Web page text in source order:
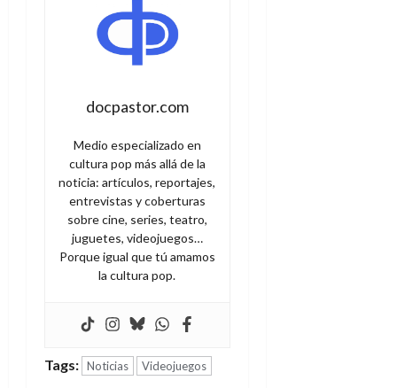
docpastor.com
Medio especializado en
cultura pop más allá de la
noticia: artículos, reportajes,
entrevistas y coberturas
sobre cine, series, teatro,
juguetes, videojuegos…
Porque igual que tú amamos
la cultura pop.
Tags: Noticias Videojuegos